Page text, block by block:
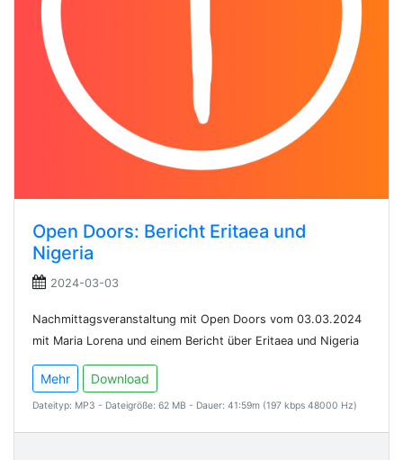
Open Doors: Bericht Eritaea und
Nigeria
2024-03-03
Nachmittagsveranstaltung mit Open Doors vom 03.03.2024
mit Maria Lorena und einem Bericht über Eritaea und Nigeria
Mehr Download
Dateityp: MP3 - Dateigröße: 62 MB - Dauer: 41:59m (197 kbps 48000 Hz)